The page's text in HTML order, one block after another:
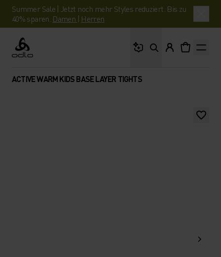
Summer Sale | Jetzt noch mehr Styles reduziert. Bis zu
40% sparen. Damen | Herren
Odlo
ACTIVE WARM KIDS BASE LAYER TIGHTS